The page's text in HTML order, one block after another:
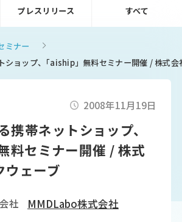
プレスリリース すべて
ミナー
ショップ、｢aiship」無料セミナー開催 / 株式会
2008年11月19日
携帯ネットショップ、
料セミナー開催 / 株式
ウェーブ
社 MMDLabo株式会社